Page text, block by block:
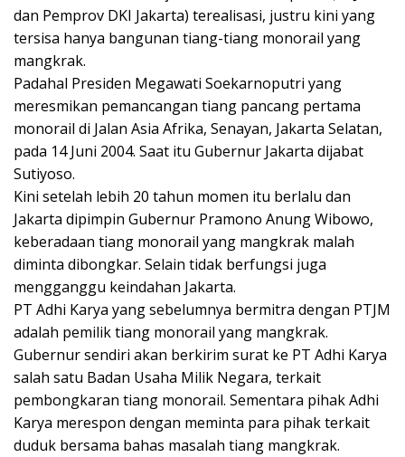
dan Pemprov DKI Jakarta) terealisasi, justru kini yang
tersisa hanya bangunan tiang-tiang monorail yang
mangkrak.
Padahal Presiden Megawati Soekarnoputri yang
meresmikan pemancangan tiang pancang pertama
monorail di Jalan Asia Afrika, Senayan, Jakarta Selatan,
pada 14 Juni 2004. Saat itu Gubernur Jakarta dijabat
Sutiyoso.
Kini setelah lebih 20 tahun momen itu berlalu dan
Jakarta dipimpin Gubernur Pramono Anung Wibowo,
keberadaan tiang monorail yang mangkrak malah
diminta dibongkar. Selain tidak berfungsi juga
mengganggu keindahan Jakarta.
PT Adhi Karya yang sebelumnya bermitra dengan PTJM
adalah pemilik tiang monorail yang mangkrak.
Gubernur sendiri akan berkirim surat ke PT Adhi Karya
salah satu Badan Usaha Milik Negara, terkait
pembongkaran tiang monorail. Sementara pihak Adhi
Karya merespon dengan meminta para pihak terkait
duduk bersama bahas masalah tiang mangkrak.